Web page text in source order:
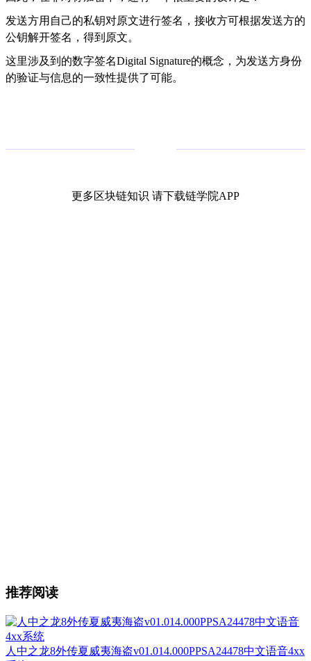
发送方用自己的私钥对原文进行签名，接收方可根据发送方的
公钥解开签名，得到原文。
这里涉及到的数字签名Digital Signature的概念，为发送方身份
的验证与信息的一致性提供了可能。
更多区块链知识 请下载链学院APP
推荐阅读
人中之龙8外传夏威夷海盗v01.014.000PPSA24478中文语音4xx